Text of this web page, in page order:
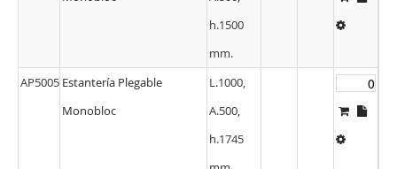
h.1500
mm.
AP5005 Estantería Plegable
Monobloc
L.1000,
A.500,
h.1745